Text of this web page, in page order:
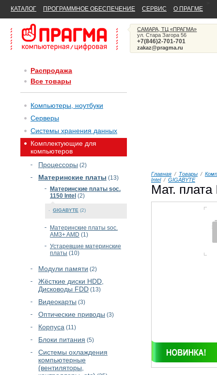
КАТАЛОГ ПРОГРАММНОЕ ОБЕСПЕЧЕНИЕ СЕРВИС О ПРАГМЕ
САМАРА, ТЦ «ПРАГМА»
ул. Стара Загора 56
+7(846)2-701-701
zakaz@pragma.ru
Распродажа
Все товары
Компьютеры, ноутбуки
Серверы
Системы хранения данных
Комплектующие для
компьютеров
Процессоры (2)
Материнские платы (13)
Материнские платы soc.
1150 Intel (2)
GIGABYTE (2)
Материнские платы soc.
AM3+ AMD (1)
Устаревшие материнские
платы (10)
Модули памяти (2)
Жёсткие диски HDD,
Дисководы FDD (13)
Видеокарты (3)
Оптические приводы (3)
Корпуса (11)
Блоки питания (5)
Cистемы охлаждения
компьютерные
(вентиляторы,
Главная / Товары /
Intel/ GIGABYTE
Мат. плата